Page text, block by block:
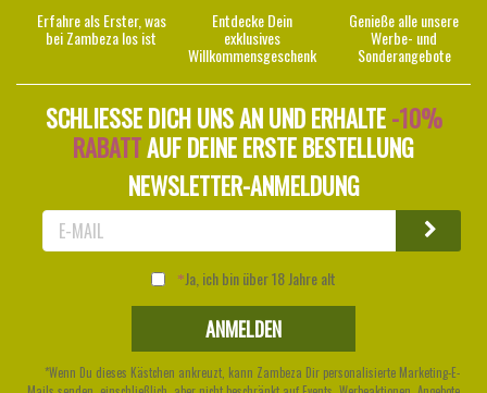
Erfahre als Erster, was
bei Zambeza los ist
Entdecke Dein
exklusives
Willkommensgeschenk
Genieße alle unsere
Werbe- und
Sonderangebote
SCHLIESSE DICH UNS AN UND ERHALTE -10%
RABATTAUF DEINE ERSTE BESTELLUNG
NEWSLETTER-ANMELDUNG
Ja, ich bin über 18 Jahre alt
*Wenn Du dieses Kästchen ankreuzt, kann Zambeza Dir personalisierte Marketing-E-